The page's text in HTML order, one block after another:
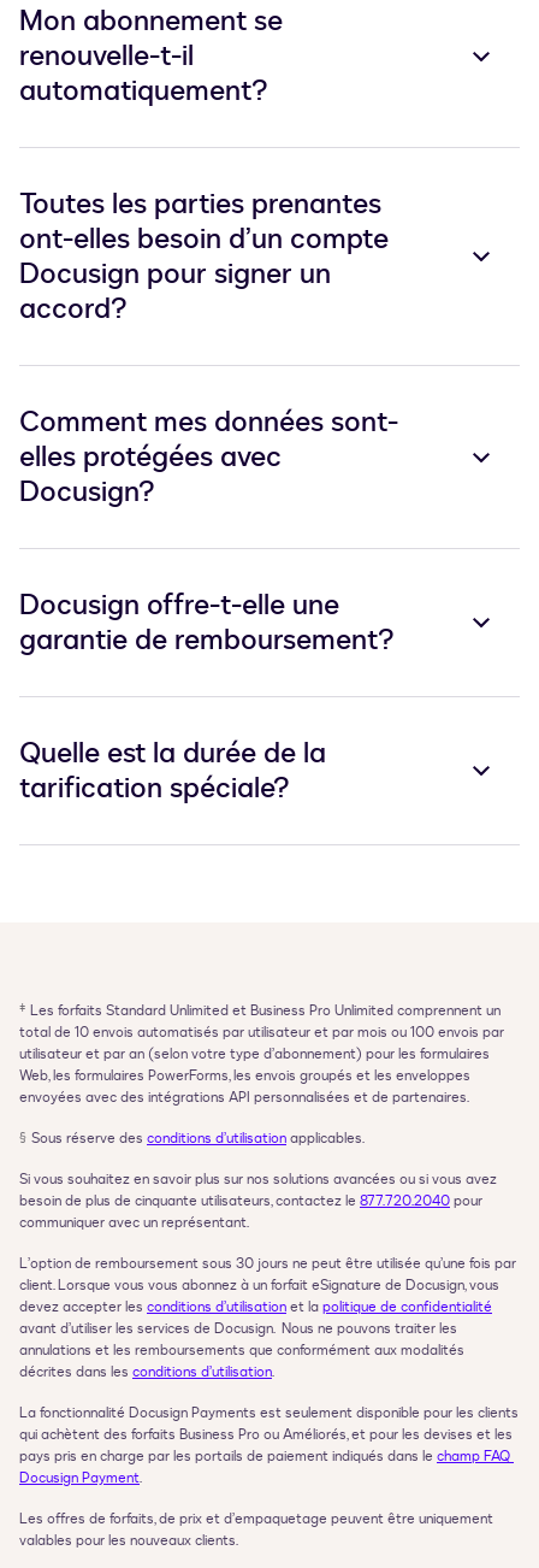
Mon abonnement se
renouvelle-t-il
automatiquement?
Toutes les parties prenantes
ont-elles besoin d’un compte
Docusign pour signer un
accord?
Comment mes données sont-
elles protégées avec
Docusign?
Docusign offre-t-elle une
garantie de remboursement?
Quelle est la durée de la
tarification spéciale?
‡ Les forfaits Standard Unlimited et Business Pro Unlimited comprennent un
total de 10 envois automatisés par utilisateur et par mois ou 100 envois par
utilisateur et par an (selon votre type d’abonnement) pour les formulaires
Web, les formulaires PowerForms, les envois groupés et les enveloppes
envoyées avec des intégrations API personnalisées et de partenaires.
§ Sous réserve des conditions d’utilisation applicables.
Si vous souhaitez en savoir plus sur nos solutions avancées ou si vous avez
besoin de plus de cinquante utilisateurs, contactez le 877.720.2040 pour
communiquer avec un représentant.
L’option de remboursement sous 30 jours ne peut être utilisée qu’une fois par
client. Lorsque vous vous abonnez à un forfait eSignature de Docusign, vous
devez accepter les conditions d’utilisation et la politique de confidentialité
avant d’utiliser les services de Docusign.  Nous ne pouvons traiter les
annulations et les remboursements que conformément aux modalités
décrites dans les conditions d’utilisation.
La fonctionnalité Docusign Payments est seulement disponible pour les clients
qui achètent des forfaits Business Pro ou Améliorés, et pour les devises et les
pays pris en charge par les portails de paiement indiqués dans le champ FAQ
Docusign Payment.
Les offres de forfaits, de prix et d’empaquetage peuvent être uniquement
valables pour les nouveaux clients.